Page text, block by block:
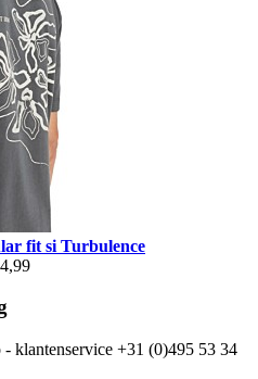
fit si Turbulence
klantenservice +31 (0)495 53 34